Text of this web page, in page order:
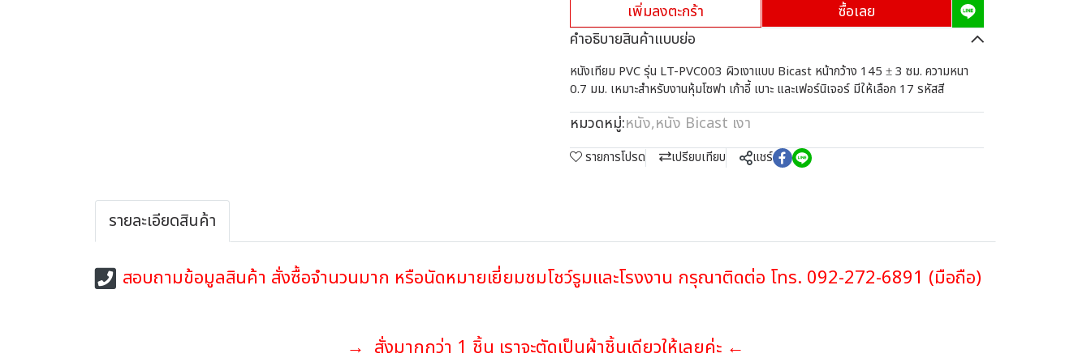
เพิ่มลงตะกร้า
ซื้อเลย
คำอธิบายสินค้าแบบย่อ
หนังเทียม PVC รุ่น LT-PVC003 ผิวเงาแบบ Bicast หน้ากว้าง 145 ± 3 ซม. ความหนา
0.7 มม. เหมาะสำหรับงานหุ้มโซฟา เก้าอี้ เบาะ และเฟอร์นิเจอร์ มีให้เลือก 17 รหัสสี
หมวดหมู่:หนัง,หนัง Bicast เงา
รายการโปรด เปรียบเทียบ แชร์
รายละเอียดสินค้า
สอบถามข้อมูลสินค้า สั่งซื้อจำนวนมาก หรือนัดหมายเยี่ยมชมโชว์รูมและโรงงาน กรุณาติดต่อ โทร. 092-272-6891 (มือถือ)
→ สั่งมากกว่า 1 ชิ้น เราจะตัดเป็นผ้าชิ้นเดียวให้เลยค่ะ ←